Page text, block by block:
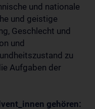
und nationale
und geistige
Geschlecht und
und
zu
Aufgaben der
gehören: